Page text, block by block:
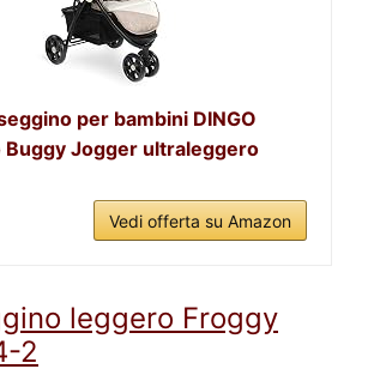
per bambini DINGO
Buggy Jogger ultraleggero
Vedi offerta su Amazon
leggero Froggy
2